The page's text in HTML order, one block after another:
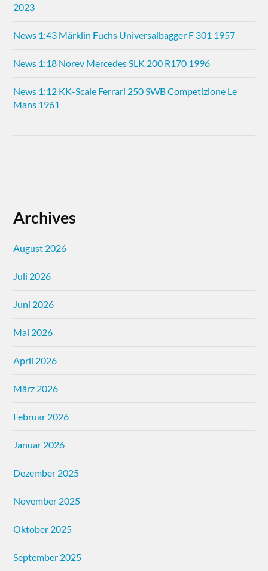
2023
News 1:43 Märklin Fuchs Universalbagger F 301 1957
News 1:18 Norev Mercedes SLK 200 R170 1996
News 1:12 KK-Scale Ferrari 250 SWB Competizione Le
Mans 1961
Archives
August 2026
Juli 2026
Juni 2026
Mai 2026
April 2026
März 2026
Februar 2026
Januar 2026
Dezember 2025
November 2025
Oktober 2025
September 2025